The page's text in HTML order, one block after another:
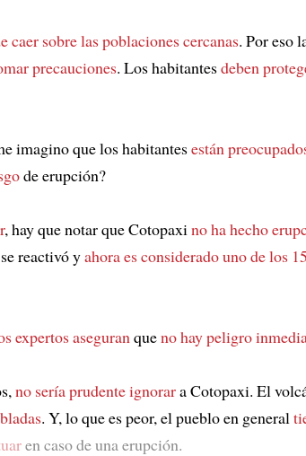
caer sobre las poblaciones cercanas. Por eso
precauciones. Los habitantesdeben
imagino que los habitantesestán
de erupción?
, hay que notar que Cotopaxi no ha hecho
reactivó yahora es considerado uno de los
expertos aseguran queno hay peligro
no sería prudente ignorara Cotopaxi. El
. Y, lo que es peor, el pueblo en general
en caso de una erupción.